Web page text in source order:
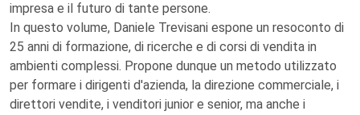
impresa e il futuro di tante persone.
In questo volume, Daniele Trevisani espone un resoconto di
25 anni di formazione, di ricerche e di corsi di vendita in
ambienti complessi. Propone dunque un metodo utilizzato
per formare i dirigenti d'azienda, la direzione commerciale, i
direttori vendite, i venditori junior e senior, ma anche i